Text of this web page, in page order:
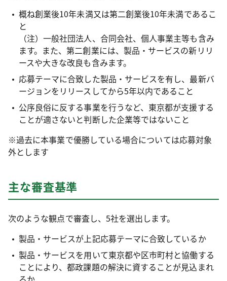
概ね創業後10年未満又は第二創業後10年未満であるこ
と
（注）一般社団法人、合同会社、個人事業主等も含み
ます。また、第二創業には、製品・サービスの新リリ
ースや大きな改良も含みます。
応募テーマに合致した製品・サービスを有し、最新バ
ージョンをリリースしてから5年以内であること
公序良俗に反する事業を行うなど、東京都が支援する
ことが適さないと判断した企業等ではないこと
※過去に本事業で優勝している場合については応募対象
外とします
主な審査基準
次のような観点で審査し、5社を選出します。
製品・サービスが上記応募テーマに合致しているか
製品・サービスを用いて東京都や区市町村と協働する
ことにより、都政課題の解決に資することが見込まれ